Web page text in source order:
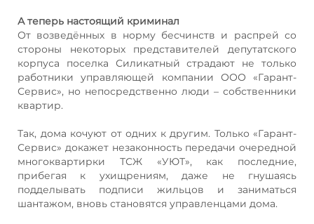
А теперь настоящий криминал
От возведённых в норму бесчинств и распрей со
стороны некоторых представителей депутатского
корпуса поселка Силикатный страдают не только
работники управляющей компании ООО «Гарант-
Сервис», но непосредственно люди – собственники
квартир.
Так, дома кочуют от одних к другим. Только «Гарант-
Сервис» докажет незаконность передачи очередной
многоквартирки ТСЖ «УЮТ», как последние,
прибегая к ухищрениям, даже не гнушаясь
подделывать подписи жильцов и заниматься
шантажом, вновь становятся управленцами дома.